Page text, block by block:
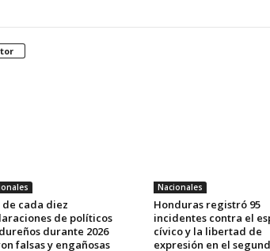
de cada diez
de políticos
durante 2026
falsas y engañosas
Nacionales
Honduras registró 95
incidentes contra el
cívico y la libertad de
expresión en el